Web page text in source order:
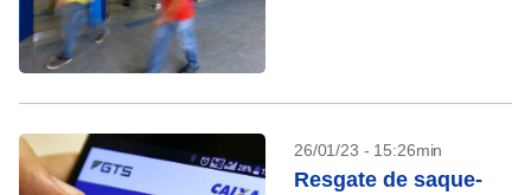
26/01/23 - 15:26min
Resgate de saque-